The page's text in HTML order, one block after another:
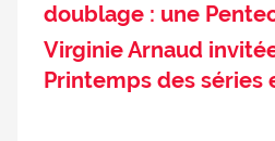
doublage : une
Virginie Arnaud
Printemps des séries